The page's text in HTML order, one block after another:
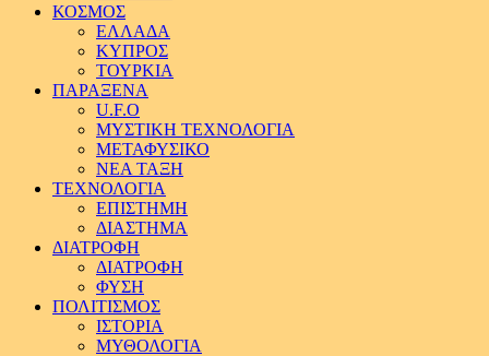
ΚΟΣΜΟΣ
ΕΛΛΑΔΑ
ΚΥΠΡΟΣ
ΤΟΥΡΚΙΑ
ΠΑΡΑΞΕΝΑ
U.F.O
ΜΥΣΤΙΚΗ ΤΕΧΝΟΛΟΓΙΑ
ΜΕΤΑΦΥΣΙΚΟ
ΝΕΑ ΤΑΞΗ
ΤΕΧΝΟΛΟΓΙΑ
ΕΠΙΣΤΗΜΗ
ΔΙΑΣΤΗΜΑ
ΔΙΑΤΡΟΦΗ
ΔΙΑΤΡΟΦΗ
ΦΥΣΗ
ΠΟΛΙΤΙΣΜΟΣ
ΙΣΤΟΡΙΑ
ΜΥΘΟΛΟΓΙΑ